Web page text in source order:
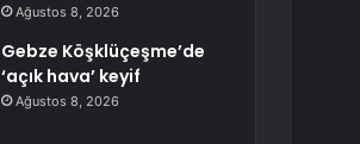
Ağustos 8, 2026
Gebze Köşklüçeşme’de
‘açık hava’ keyif
Ağustos 8, 2026